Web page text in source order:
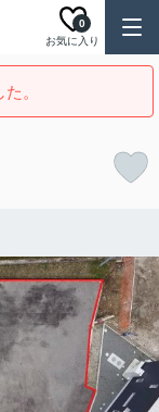
お気に入り
0
。